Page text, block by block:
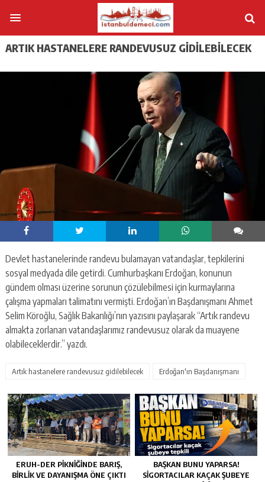
ARTIK HASTANELERE RANDEVUSUZ GIDILEBILECEK
Devlet hastanelerinde randevu bulamayan vatandaşlar, tepkilerini
sosyal medyada dile getirdi. Cumhurbaşkanı Erdoğan, konunun
gündem olması üzerine sorunun çözülebilmesi için kurmaylarına
çalışma yapmaları talimatını vermişti. Erdoğan’ın Başdanışmanı Ahmet
Selim Köroğlu, Sağlık Bakanlığı’nın yazısını paylaşarak “Artık randevu
almakta zorlanan vatandaşlarımız randevusuz olarak da muayene
olabileceklerdir.” yazdı.
Artık hastanelere randevusuz gidilebilecek Erdoğan'ın Başdanışmanı
ERUH-DER PIKNIĞINDE BARIŞ,
BIRLIK VE DAYANIŞMA ÖNE ÇIKTI
BAŞKAN BUNU YAPARSA!
SIGORTACILAR KAÇAK ŞUBEYE